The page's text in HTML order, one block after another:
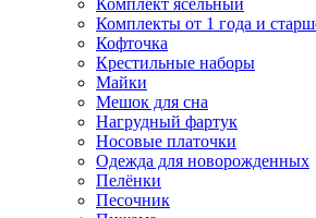
Комплекты от 1 года и
Кофточка
Крестильные наборы
Майки
Мешок для сна
Нагрудный фартук
Носовые платочки
Одежда для новорожденных
Пелёнки
Песочник